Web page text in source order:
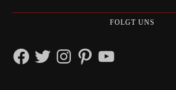
FOLGT UNS
FacebookTwitterInstagramPinterestYouTube